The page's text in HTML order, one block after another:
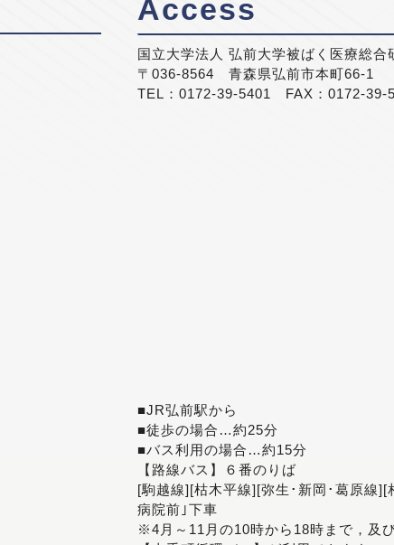
Access
国立大学法人 弘前大学被ばく医療総合
〒036-8564 青森県弘前市本町66-1
TEL：0172-39-5401 FAX：0172-39-
■JR弘前駅から
■徒歩の場合…約25分
■バス利用の場合…約15分
【路線バス】６番のりば
[駒越線][枯木平線][弥生･新岡･葛原線
病院前｣下車
※4月～11月の10時から18時まで，及